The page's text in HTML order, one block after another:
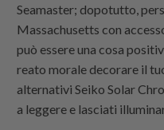
Seamaster; dopotutto,
Massachusetts con
può essere una cosa
reato morale decorare il
alternativi Seiko Solar
a leggere e lasciati